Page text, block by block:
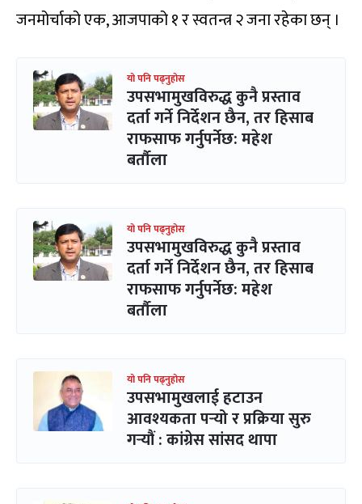
जनमोर्चाको एक, आजपाको १ र स्वतन्त्र २ जना रहेका छन् ।
यो पनि पढ्नुहोस
उपसभामुखविरुद्ध कुनै प्रस्ताव
दर्ता गर्ने निर्देशन छैन, तर हिसाब
राफसाफ गर्नुपर्नेछ: महेश
बर्तौला
यो पनि पढ्नुहोस
उपसभामुखविरुद्ध कुनै प्रस्ताव
दर्ता गर्ने निर्देशन छैन, तर हिसाब
राफसाफ गर्नुपर्नेछ: महेश
बर्तौला
यो पनि पढ्नुहोस
उपसभामुखलाई हटाउन
आवश्यकता पर्‍यो र प्रक्रिया सुरु
गर्‍यौं : कांग्रेस सांसद थापा